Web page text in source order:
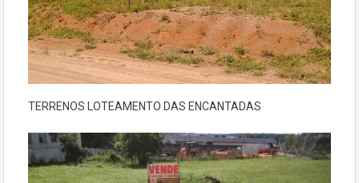
TERRENOS LOTEAMENTO DAS ENCANTADAS